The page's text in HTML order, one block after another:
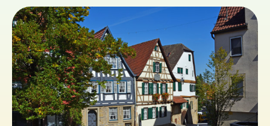
ES
FR UK
IE
IT
NL
Tickets buchen
Gutscheine bestellen